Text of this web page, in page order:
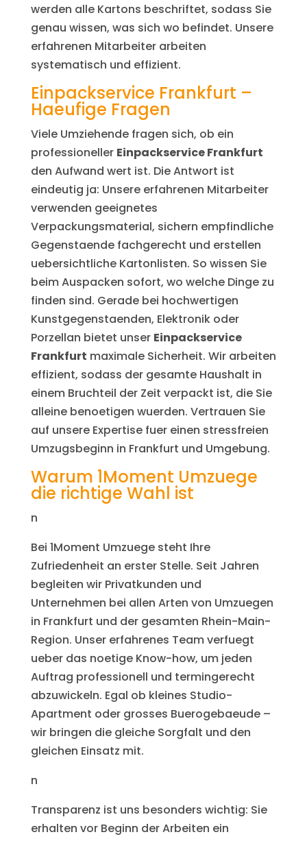
werden alle Kartons beschriftet, sodass Sie
genau wissen, was sich wo befindet. Unsere
erfahrenen Mitarbeiter arbeiten
systematisch und effizient.
Einpackservice Frankfurt –
Haeufige Fragen
Viele Umziehende fragen sich, ob ein
professioneller Einpackservice Frankfurt
den Aufwand wert ist. Die Antwort ist
eindeutig ja: Unsere erfahrenen Mitarbeiter
verwenden geeignetes
Verpackungsmaterial, sichern empfindliche
Gegenstaende fachgerecht und erstellen
uebersichtliche Kartonlisten. So wissen Sie
beim Auspacken sofort, wo welche Dinge zu
finden sind. Gerade bei hochwertigen
Kunstgegenstaenden, Elektronik oder
Porzellan bietet unser Einpackservice
Frankfurt maximale Sicherheit. Wir arbeiten
effizient, sodass der gesamte Haushalt in
einem Bruchteil der Zeit verpackt ist, die Sie
alleine benoetigen wuerden. Vertrauen Sie
auf unsere Expertise fuer einen stressfreien
Umzugsbeginn in Frankfurt und Umgebung.
Warum 1Moment Umzuege
die richtige Wahl ist
n
Bei 1Moment Umzuege steht Ihre
Zufriedenheit an erster Stelle. Seit Jahren
begleiten wir Privatkunden und
Unternehmen bei allen Arten von Umzuegen
in Frankfurt und der gesamten Rhein-Main-
Region. Unser erfahrenes Team verfuegt
ueber das noetige Know-how, um jeden
Auftrag professionell und termingerecht
abzuwickeln. Egal ob kleines Studio-
Apartment oder grosses Buerogebaeude –
wir bringen die gleiche Sorgfalt und den
gleichen Einsatz mit.
n
Transparenz ist uns besonders wichtig: Sie
erhalten vor Beginn der Arbeiten ein